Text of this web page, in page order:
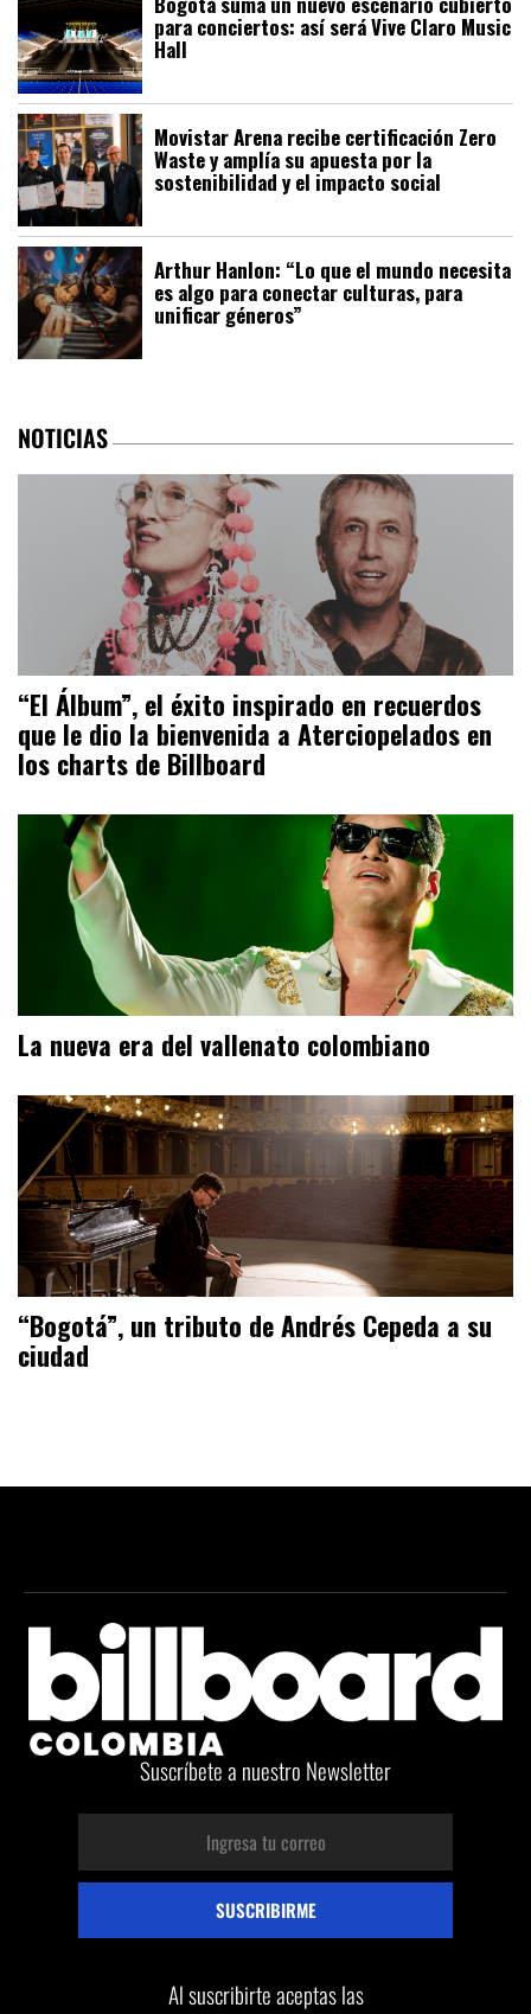
para conciertos: así será Vive Claro Music
Hall
Movistar Arena recibe certificación Zero
Waste y amplía su apuesta por la
sostenibilidad y el impacto social
Arthur Hanlon: “Lo que el mundo necesita
es algo para conectar culturas, para
unificar géneros”
NOTICIAS
“El Álbum”, el éxito inspirado en recuerdos
que le dio la bienvenida a Aterciopelados en
los charts de Billboard
La nueva era del vallenato colombiano
“Bogotá”, un tributo de Andrés Cepeda a su
ciudad
Suscríbete a nuestro Newsletter
Al suscribirte aceptas las